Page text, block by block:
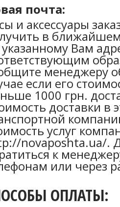
почта:
и аксессуары
в
Вам
менеджеру
если его
1000 грн.
доставки в
услуг
novaposhta.ua/.
к
или через
ОПЛАТЫ: